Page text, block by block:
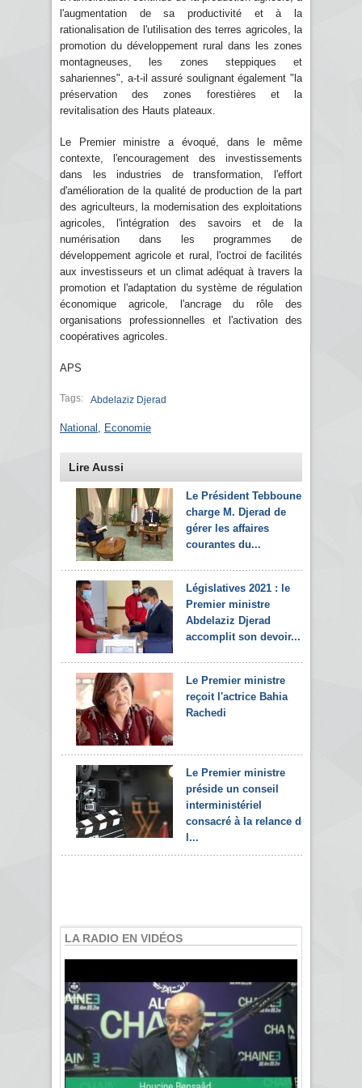
l'augmentation de sa productivité et à la
rationalisation de l'utilisation des terres agricoles, la
promotion du développement rural dans les zones
montagneuses, les zones steppiques et
sahariennes", a-t-il assuré soulignant également "la
préservation des zones forestières et la
revitalisation des Hauts plateaux.
Le Premier ministre a évoqué, dans le même
contexte, l'encouragement des investissements
dans les industries de transformation, l'effort
d'amélioration de la qualité de production de la part
des agriculteurs, la modernisation des exploitations
agricoles, l'intégration des savoirs et de la
numérisation dans les programmes de
développement agricole et rural, l'octroi de facilités
aux investisseurs et un climat adéquat à travers la
promotion et l'adaptation du système de régulation
économique agricole, l'ancrage du rôle des
organisations professionnelles et l'activation des
coopératives agricoles.
APS
Tags: Abdelaziz Djerad
National Economie
Lire Aussi
Le Président Tebboune
charge M. Djerad de
gérer les affaires
courantes du...
Législatives 2021 : le
Premier ministre
Abdelaziz Djerad
accomplit son devoir...
Le Premier ministre
reçoit l'actrice Bahia
Rachedi
Le Premier ministre
préside un conseil
interministériel
consacré à la relance de
l...
LA RADIO EN VIDÉOS